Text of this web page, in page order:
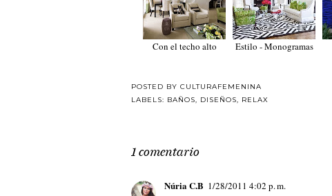
Con el techo alto Estilo - Monogramas
POSTED BY CULTURAFEMENINA
LABELS: BAÑOS, DISEÑOS, RELAX
1 comentario
Núria C.B 1/28/2011 4:02 p. m.